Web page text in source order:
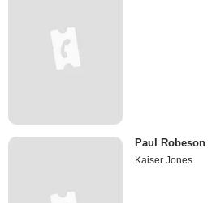
Paul Robeson
Kaiser Jones